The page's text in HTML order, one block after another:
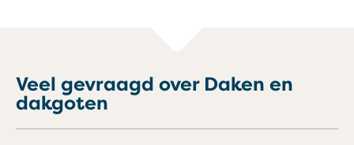
Veel gevraagd over Daken en
dakgoten